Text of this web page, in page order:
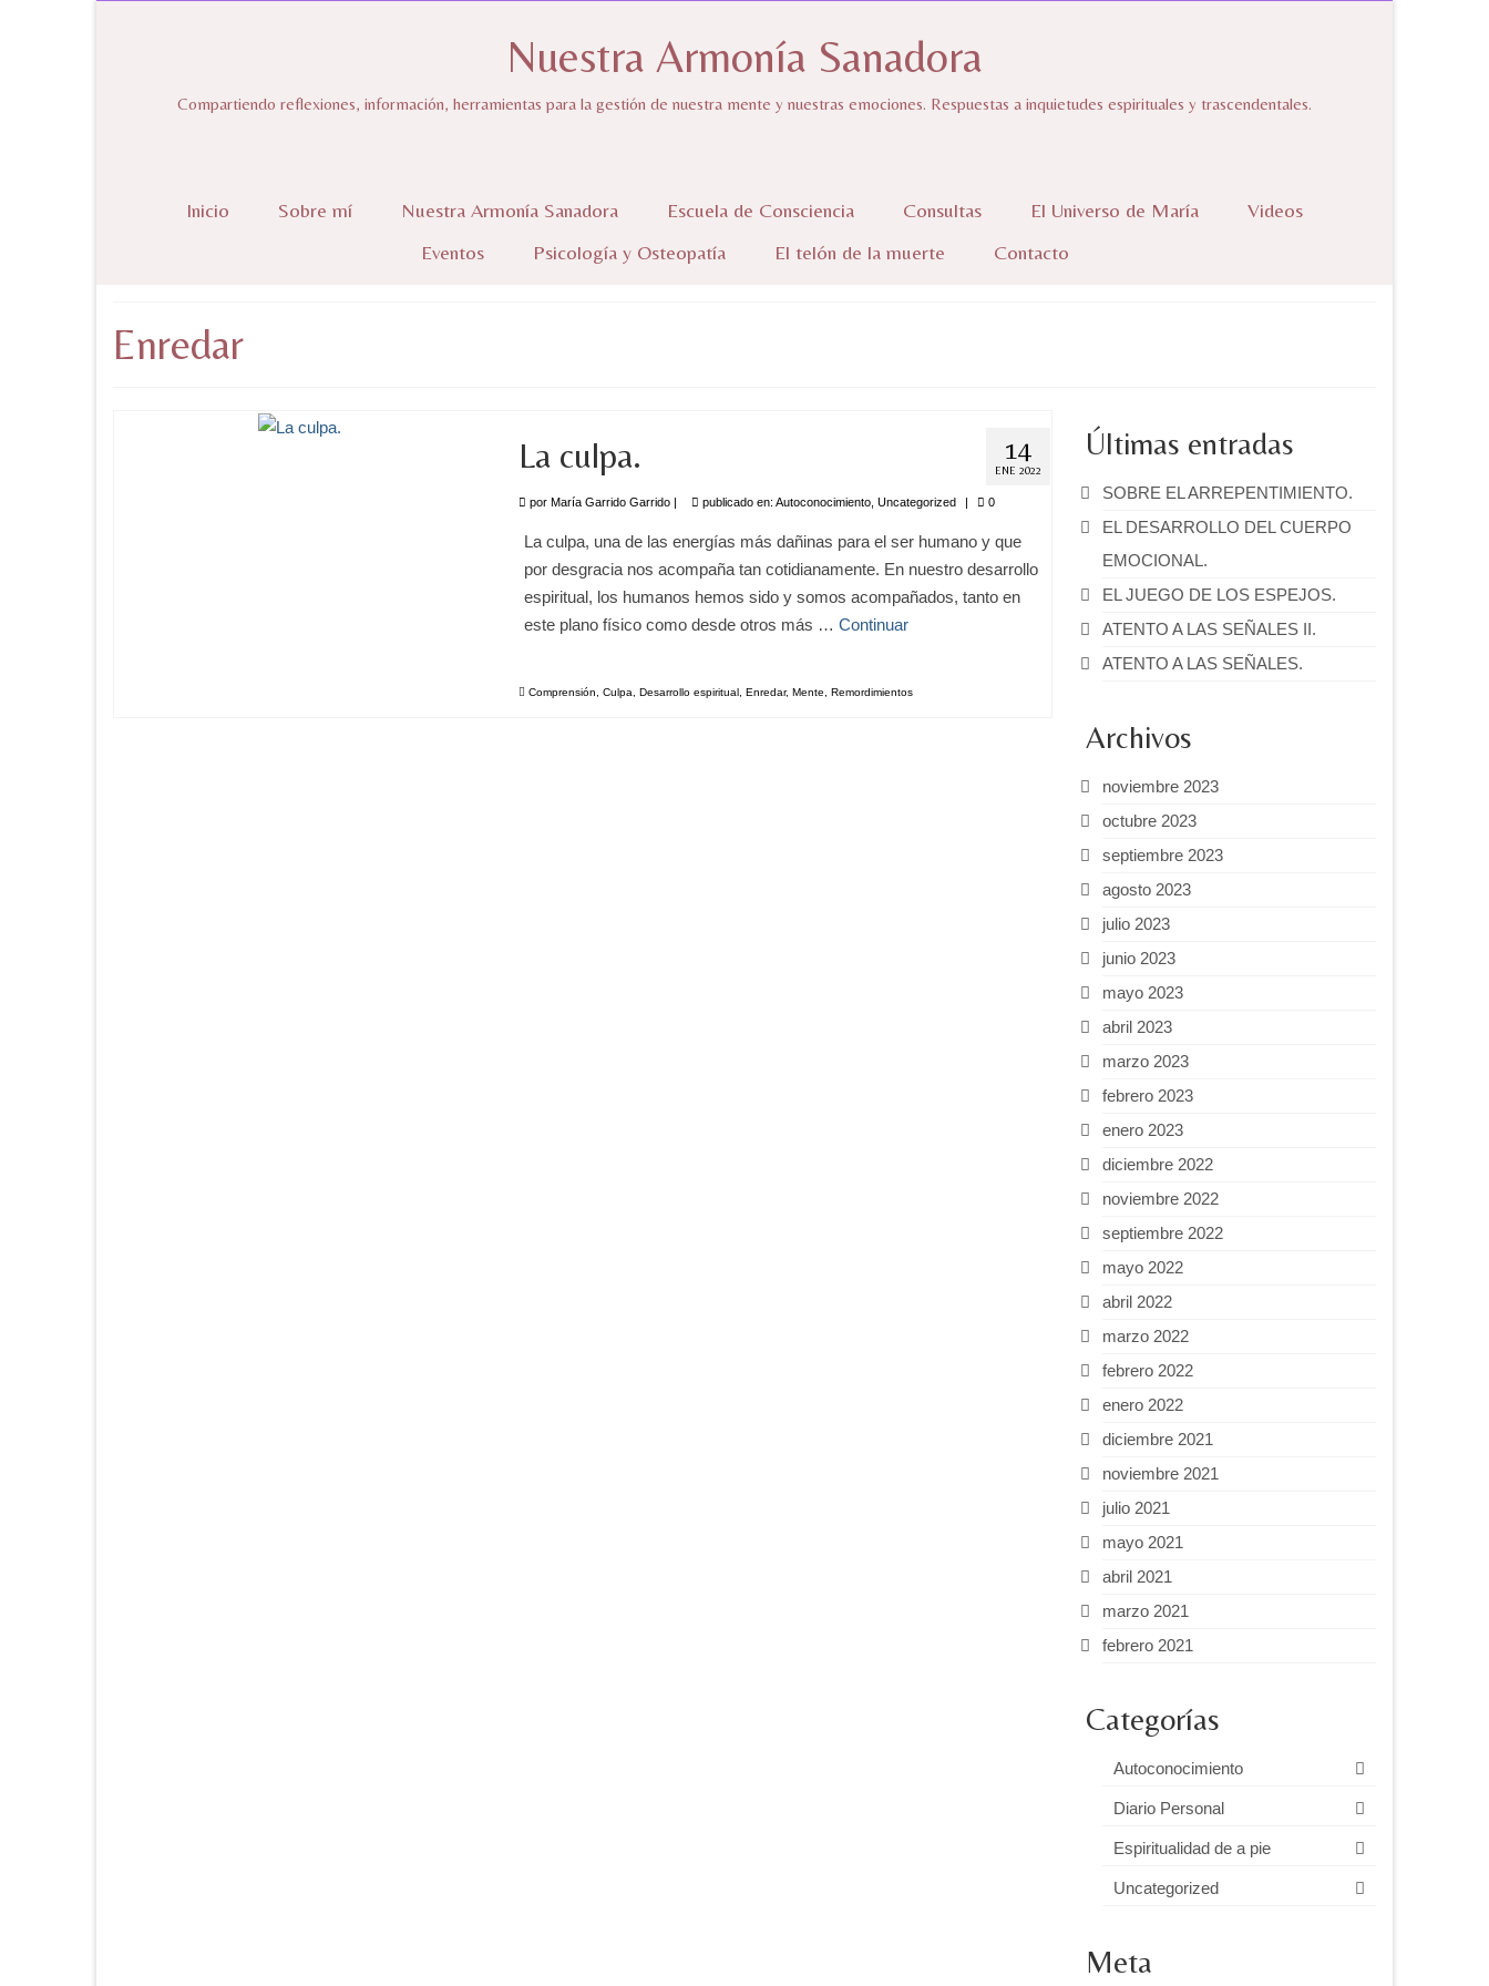
Nuestra Armonía Sanadora
Compartiendo reflexiones, información, herramientas para la gestión de nuestra mente y nuestras emociones. Respuestas a inquietudes espirituales y trascendentales.
Inicio Sobre mí Nuestra Armonía Sanadora Escuela de Consciencia Consultas El Universo de María
Videos
Eventos
Psicología y Osteopatía El telón de la muerte Contacto
Enredar
14
ENE 2022
La culpa.
por María Garrido Garrido| publicado en: Autoconocimiento, Uncategorized | 0
La culpa, una de las energías más dañinas para el ser humano y que
por desgracia nos acompaña tan cotidianamente. En nuestro desarrollo
espiritual, los humanos hemos sido y somos acompañados, tanto en
este plano físico como desde otros más … Continuar
Comprensión Culpa Desarrollo espiritual, Enredar, Mente Remordimientos
Últimas entradas
SOBRE EL ARREPENTIMIENTO.
EL DESARROLLO DEL CUERPO
EMOCIONAL.
EL JUEGO DE LOS ESPEJOS.
ATENTO A LAS SEÑALES II.
ATENTO A LAS SEÑALES.
Archivos
noviembre 2023
octubre 2023
septiembre 2023
agosto 2023
julio 2023
junio 2023
mayo 2023
abril 2023
marzo 2023
febrero 2023
enero 2023
diciembre 2022
noviembre 2022
septiembre 2022
mayo 2022
abril 2022
marzo 2022
febrero 2022
enero 2022
diciembre 2021
noviembre 2021
julio 2021
mayo 2021
abril 2021
marzo 2021
febrero 2021
Categorías
Autoconocimiento
Diario Personal
Espiritualidad de a pie
Uncategorized
Meta